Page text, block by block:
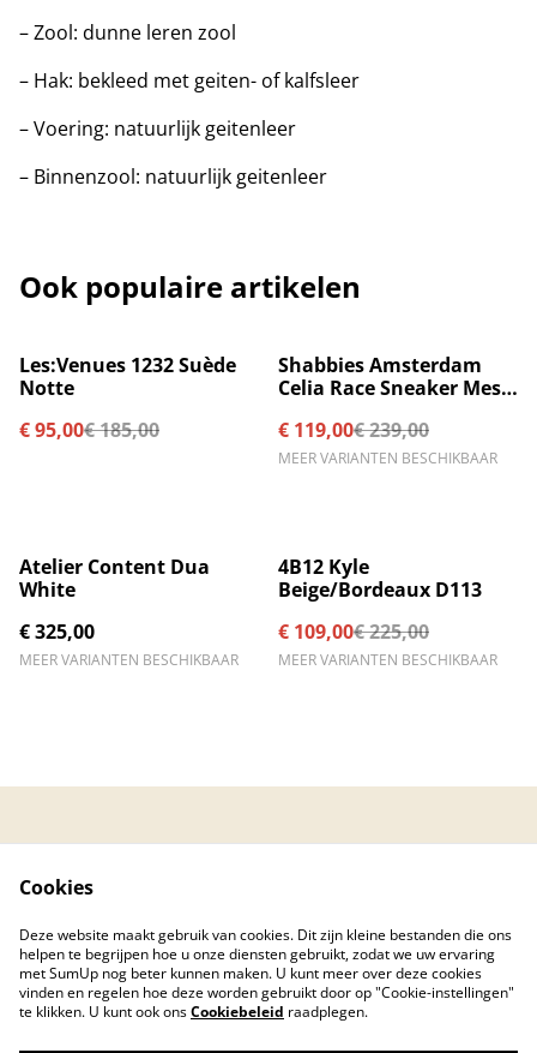
– Zool: dunne leren zool
– Hak: bekleed met geiten- of kalfsleer
– Voering: natuurlijk geitenleer
– Binnenzool: natuurlijk geitenleer
Ook populaire artikelen
%
Les:Venues 1232 Suède
Notte
€ 95,00€ 185,00
%
Shabbies Amsterdam
Celia Race Sneaker Mesh
€ 119,00€ 239,00
MEER VARIANTEN BESCHIKBAAR
Atelier Content Dua
White
€ 325,00
MEER VARIANTEN BESCHIKBAAR
%
4B12 Kyle
Beige/Bordeaux D113
€ 109,00€ 225,00
MEER VARIANTEN BESCHIKBAAR
Created by © 2026
PC Care Center
Cookies
Deze website maakt gebruik van cookies. Dit zijn kleine bestanden die ons
helpen te begrijpen hoe u onze diensten gebruikt, zodat we uw ervaring
met SumUp nog beter kunnen maken. U kunt meer over deze cookies
vinden en regelen hoe deze worden gebruikt door op "Cookie-instellingen"
te klikken. U kunt ook onsCookiebeleid raadplegen.